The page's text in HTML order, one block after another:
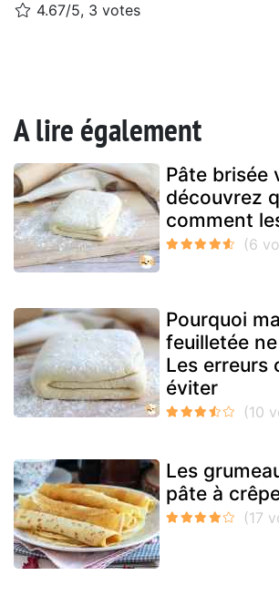
4.67/5, 3 votes
A lire également
Pâte brisée
découvrez
comment
Pourquoi
feuilletée
Les erreurs
éviter
Les
pâte à